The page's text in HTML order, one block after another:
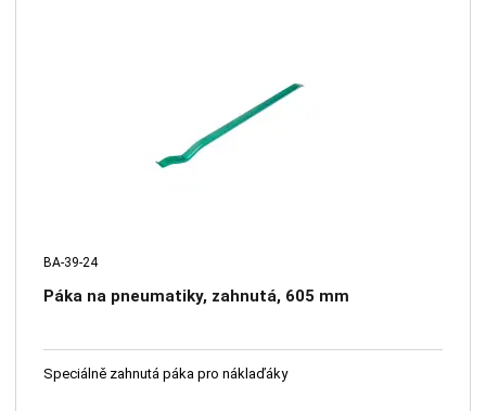
BA-39-24
Páka na pneumatiky, zahnutá, 605 mm
Speciálně zahnutá páka pro náklaďáky